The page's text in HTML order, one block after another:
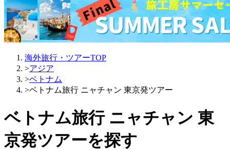
海外旅行・ツアーTOP
>アジア
>ベトナム
>ベトナム旅行 ニャチャン 東京発ツアー
ベトナム旅行 ニャチャン 東
京発ツアーを探す